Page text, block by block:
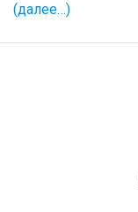
(далее…)